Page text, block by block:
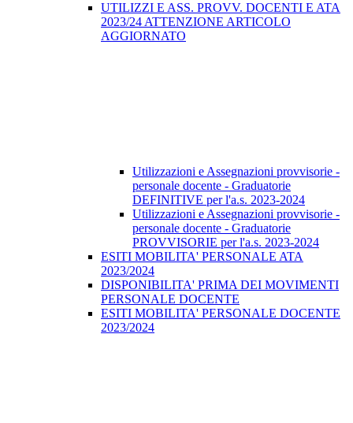
UTILIZZI E ASS. PROVV. DOCENTI E ATA
2023/24 ATTENZIONE ARTICOLO
AGGIORNATO
Utilizzazioni e Assegnazioni provvisorie -
personale docente - Graduatorie
DEFINITIVE per l'a.s. 2023-2024
Utilizzazioni e Assegnazioni provvisorie -
personale docente - Graduatorie
PROVVISORIE per l'a.s. 2023-2024
ESITI MOBILITA' PERSONALE ATA
2023/2024
DISPONIBILITA' PRIMA DEI MOVIMENTI
PERSONALE DOCENTE
ESITI MOBILITA' PERSONALE DOCENTE
2023/2024